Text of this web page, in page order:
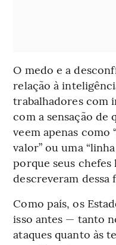
O medo e a
relação à
trabalhadores com
com a sensação de
veem apenas como
valor” ou uma
porque seus
descreveram dessa
Como país, os
isso antes — tanto
ataques quanto às